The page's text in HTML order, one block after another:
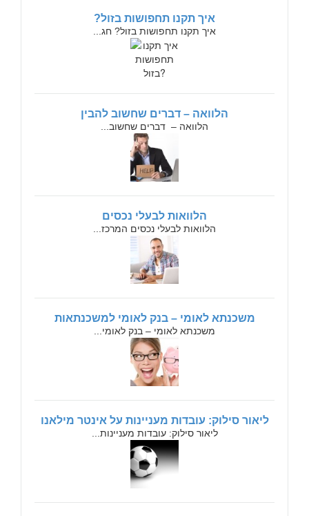
איך תקנו תחפושות בזול?
איך תקנו תחפושות בזול? חג...
הלוואה – דברים שחשוב להבין
הלוואה – דברים שחשוב...
הלוואות לבעלי נכסים
הלוואות לבעלי נכסים המרכז...
משכנתא לאומי – בנק לאומי למשכנתאות
משכנתא לאומי – בנק לאומי...
ליאור סילוק: עובדות מעניינות על אינטר מילאנו
ליאור סילוק: עובדות מעניינות...